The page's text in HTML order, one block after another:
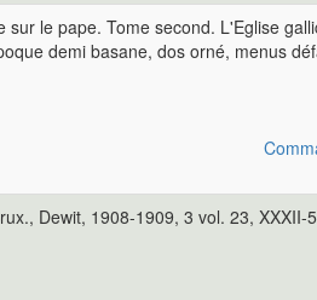
le pape. Tome second. L'Eglise
demi basane, dos orné, menus
Dewit, 1908-1909, 3 vol. 23, XXXII-